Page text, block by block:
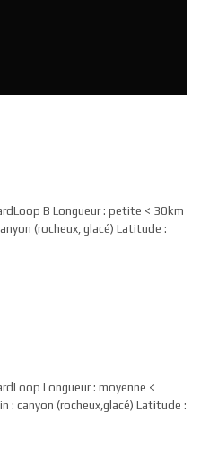
B Longueur : petite < 30km
(rocheux, glacé) Latitude :
Longueur : moyenne <
: canyon (rocheux,glacé) Latitude :